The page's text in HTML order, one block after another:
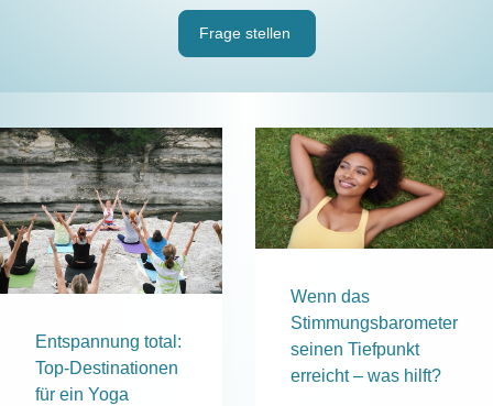
Frage stellen
Entspannung total:
Top-Destinationen
für ein Yoga
Wenn das
Stimmungsbarometer
seinen Tiefpunkt
erreicht – was hilft?